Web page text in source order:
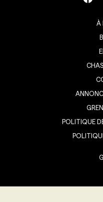
À
POLITIQUE